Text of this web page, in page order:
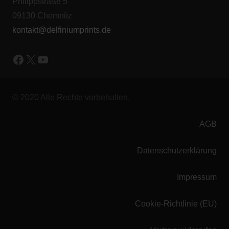
09130 Chemnitz
kontakt@delfiniumprints.de
Facebook
X YouTube
AGB
Datenschutzerklärung
Impressum
Cookie-Richtlinie (EU)